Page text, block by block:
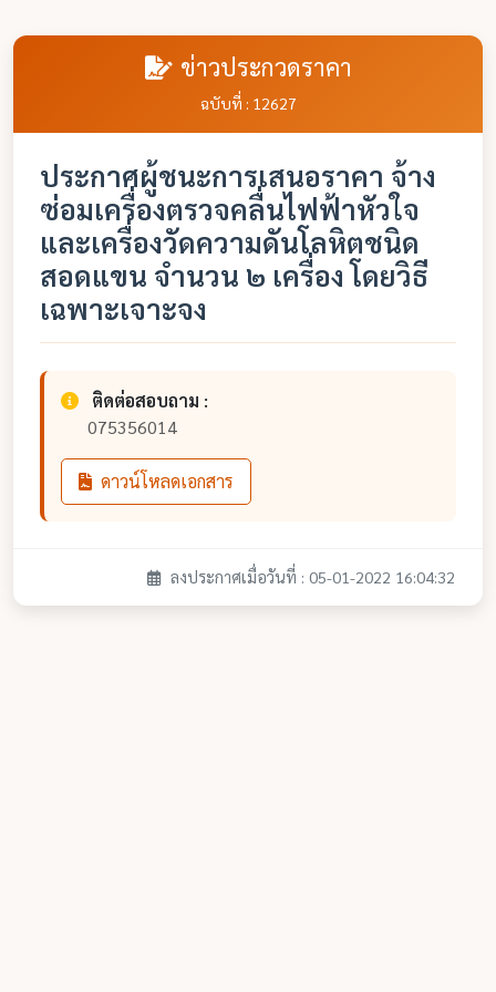
ข่าวประกวดราคา
ฉบับที่ : 12627
ประกาศผู้ชนะการเสนอราคา จ้าง
ซ่อมเครื่องตรวจคลื่นไฟฟ้าหัวใจ
และเครื่องวัดความดันโลหิตชนิด
สอดแขน จำนวน ๒ เครื่อง โดยวิธี
เฉพาะเจาะจง
ติดต่อสอบถาม :
075356014
ดาวน์โหลดเอกสาร
ลงประกาศเมื่อวันที่ : 05-01-2022 16:04:32